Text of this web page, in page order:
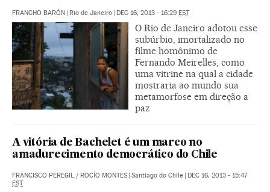
FRANCHO BARÓN | Rio de Janeiro | DEC 16, 2013 - 16:29 EST
O Rio de Janeiro adotou esse
subúrbio, imortalizado no
filme homônimo de
Fernando Meirelles, como
uma vitrine na qual a cidade
mostraria ao mundo sua
metamorfose em direção a
paz
A vitória de Bachelet é um marco no
amadurecimento democrático do Chile
FRANCISCO PEREGIL / ROCÍO MONTES | Santiago do Chile | DEC 16, 2013 - 15:47
EST